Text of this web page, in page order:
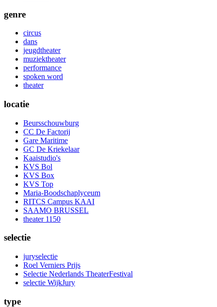
genre
circus
dans
jeugdtheater
muziektheater
performance
spoken word
theater
locatie
Beursschouwburg
CC De Factorij
Gare Maritime
GC De Kriekelaar
Kaaistudio's
KVS Bol
KVS Box
KVS Top
Maria-Boodschaplyceum
RITCS Campus KAAI
SAAMO BRUSSEL
theater 1150
selectie
juryselectie
Roel Verniers Prijs
Selectie Nederlands TheaterFestival
selectie WijkJury
type